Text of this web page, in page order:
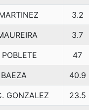
3.2
3.7
47
40.9
GONZALEZ 23.5